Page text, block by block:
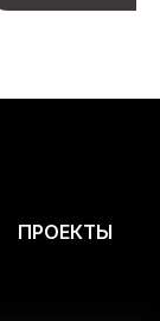
ПРОЕКТЫ